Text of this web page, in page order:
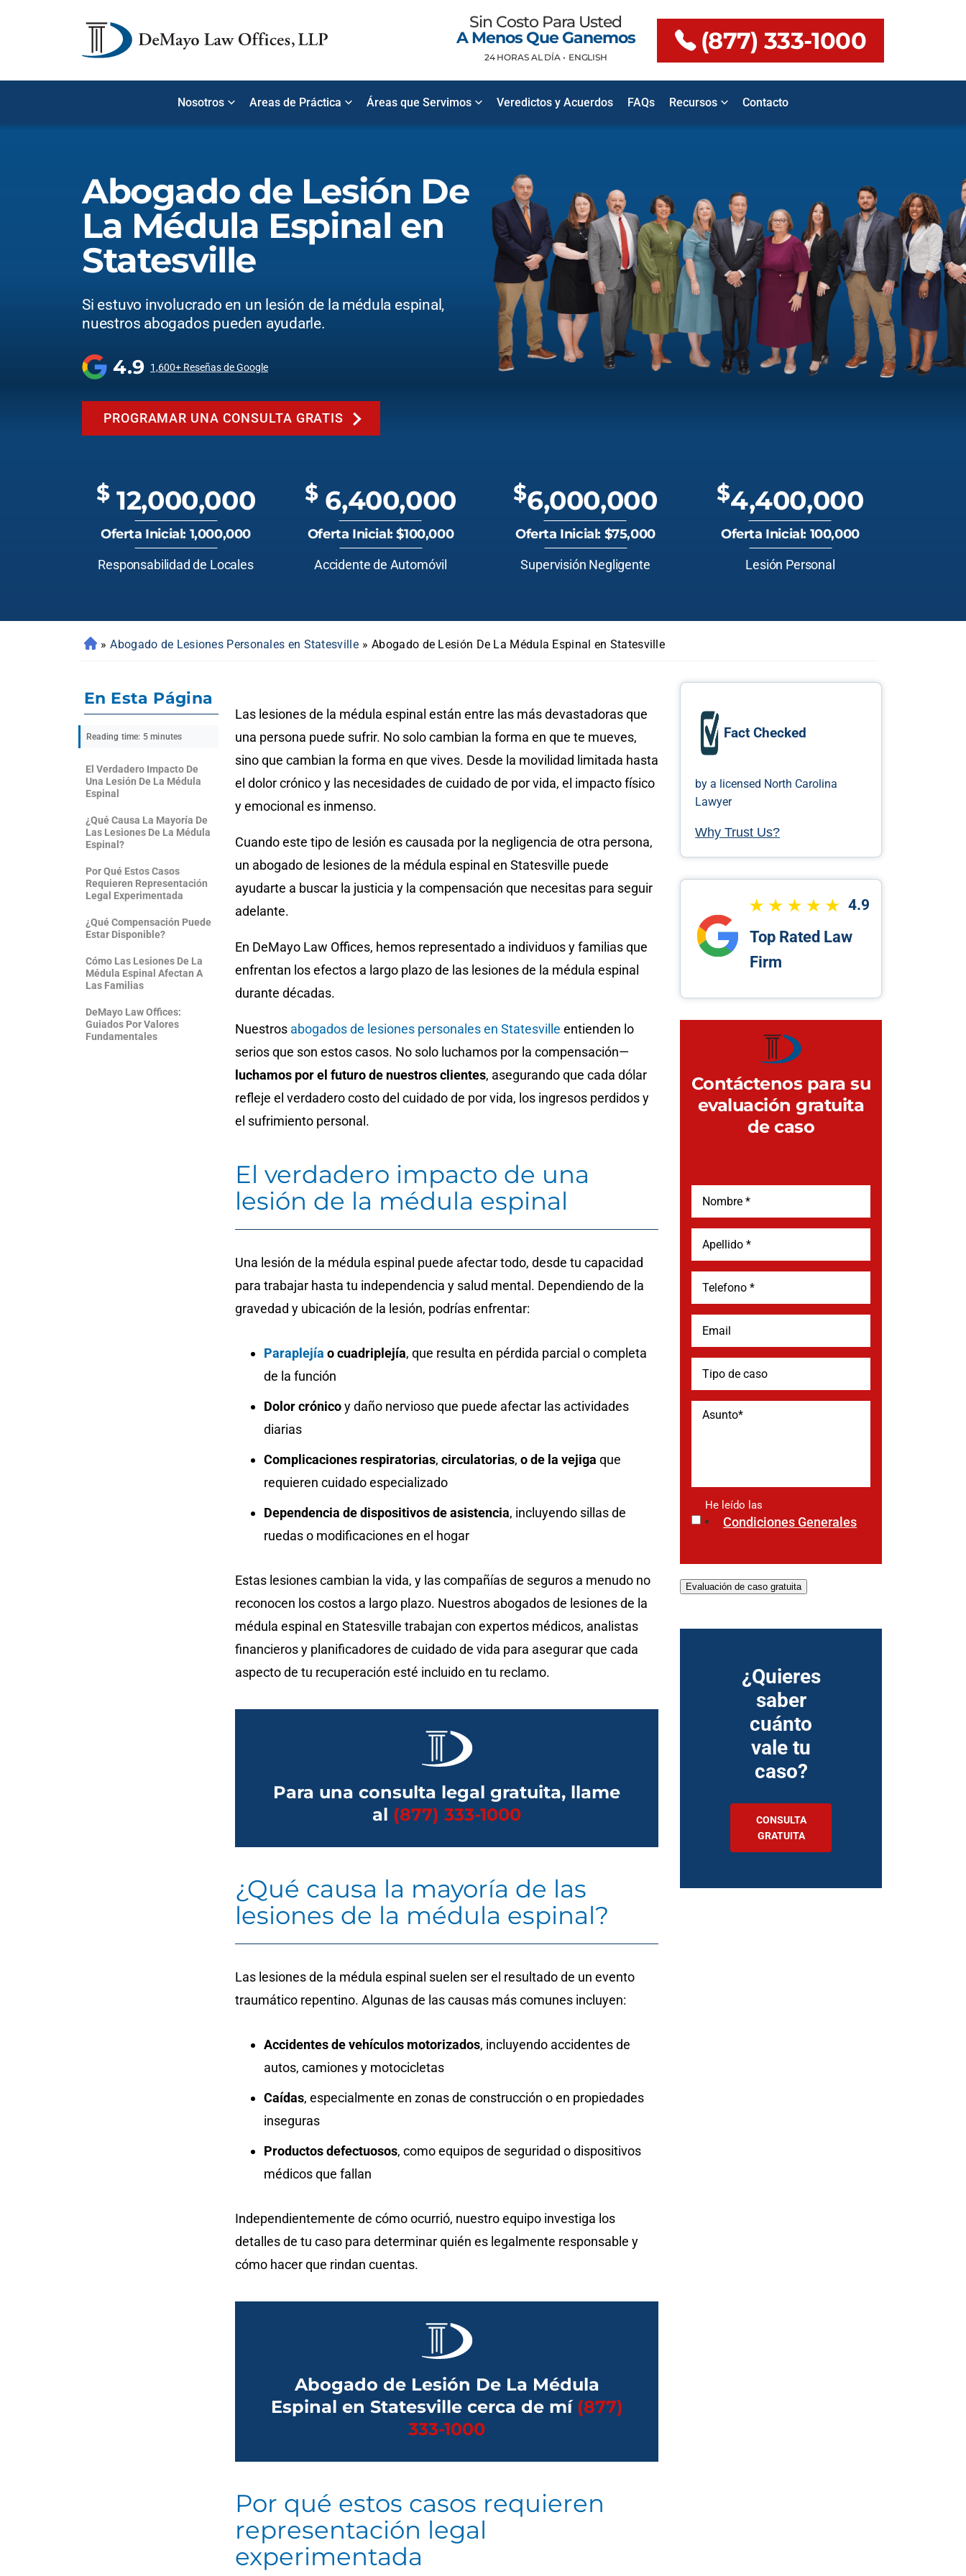
Sin Costo Para Usted
A Menos Que Ganemos
24 HORAS AL DÍA • ENGLISH
(877) 333-1000
Nosotros Areas de Práctica Áreas que Servimos Veredictos y Acuerdos FAQs Recursos Contacto
Abogado de Lesión De
La Médula Espinal en
Statesville
Si estuvo involucrado en un lesión de la médula espinal,
nuestros abogados pueden ayudarle.
4.9 1,600+ Reseñas de Google
PROGRAMAR UNA CONSULTA GRATIS
$12,000,000
Oferta Inicial: 1,000,000
Responsabilidad de Locales
$6,400,000
Oferta Inicial: $100,000
Accidente de Automóvil
$6,000,000
Oferta Inicial: $75,000
Supervisión Negligente
$4,400,000
Oferta Inicial: 100,000
Lesión Personal
» Abogado de Lesiones Personales en Statesville » Abogado de Lesión De La Médula Espinal en Statesville
En Esta Página
Reading time: 5 minutes
El Verdadero Impacto De
Una Lesión De La Médula
Espinal
¿Qué Causa La Mayoría De
Las Lesiones De La Médula
Espinal?
Por Qué Estos Casos
Requieren Representación
Legal Experimentada
¿Qué Compensación Puede
Estar Disponible?
Cómo Las Lesiones De La
Médula Espinal Afectan A
Las Familias
DeMayo Law Offices:
Guiados Por Valores
Fundamentales
Las lesiones de la médula espinal están entre las más devastadoras que
una persona puede sufrir. No solo cambian la forma en que te mueves,
sino que cambian la forma en que vives. Desde la movilidad limitada hasta
el dolor crónico y las necesidades de cuidado de por vida, el impacto físico
y emocional es inmenso.
Cuando este tipo de lesión es causada por la negligencia de otra persona,
un abogado de lesiones de la médula espinal en Statesville puede
ayudarte a buscar la justicia y la compensación que necesitas para seguir
adelante.
En DeMayo Law Offices, hemos representado a individuos y familias que
enfrentan los efectos a largo plazo de las lesiones de la médula espinal
durante décadas.
Nuestros abogados de lesiones personales en Statesville entienden lo
serios que son estos casos. No solo luchamos por la compensación—
luchamos por el futurode nuestros clientes, asegurando que cada dólar
refleje el verdadero costo del cuidado de por vida, los ingresos perdidos y
el sufrimiento personal.
El verdadero impacto de una
lesión de la médula espinal
Una lesión de la médula espinal puede afectar todo, desde tu capacidad
para trabajar hasta tu independencia y salud mental. Dependiendo de la
gravedad y ubicación de la lesión, podrías enfrentar:
Paraplejía o cuadriplejía, que resulta en pérdida parcial o completa
de la función
Dolor crónicoy daño nervioso que puede afectar las actividades
diarias
Complicaciones respiratorias, circulatorias, o de la vejiga que
requieren cuidado especializado
Dependencia de dispositivos de asistencia, incluyendo sillas de
ruedas o modificaciones en el hogar
Estas lesiones cambian la vida, y las compañías de seguros a menudo no
reconocen los costos a largo plazo. Nuestros abogados de lesiones de la
médula espinal en Statesville trabajan con expertos médicos, analistas
financieros y planificadores de cuidado de vida para asegurar que cada
aspecto de tu recuperación esté incluido en tu reclamo.
Para una consulta legal gratuita, llame
al (877) 333-1000
¿Qué causa la mayoría de las
lesiones de la médula espinal?
Las lesiones de la médula espinal suelen ser el resultado de un evento
traumático repentino. Algunas de las causas más comunes incluyen:
Accidentes de vehículos motorizados, incluyendo accidentes de
autos, camiones y motocicletas
Caídas, especialmente en zonas de construcción o en propiedades
inseguras
Productos defectuosos, como equipos de seguridad o dispositivos
médicos que fallan
Independientemente de cómo ocurrió, nuestro equipo investiga los
detalles de tu caso para determinar quién es legalmente responsable y
cómo hacer que rindan cuentas.
Abogado de Lesión De La Médula
Espinal en Statesville cerca de mí (877)
333-1000
Por qué estos casos requieren
representación legal
experimentada
Fact Checked
by a licensed North Carolina
Lawyer
Why Trust Us?
4.9
Top Rated Law
Firm
Contáctenos para su
evaluación gratuita
de caso
He leído las
Condiciones Generales
Evaluación de caso gratuita
¿Quieres
saber
cuánto
vale tu
caso?
CONSULTA
GRATUITA